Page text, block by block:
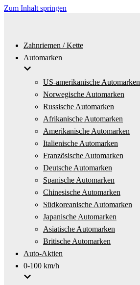
Zum Inhalt springen
Zahnriemen / Kette
Automarken
US-amerikanische Automarken
Norwegische Automarken
Russische Automarken
Afrikanische Automarken
Amerikanische Automarken
Italienische Automarken
Französische Automarken
Deutsche Automarken
Spanische Automarken
Chinesische Automarken
Südkoreanische Automarken
Japanische Automarken
Asiatische Automarken
Britische Automarken
Auto-Aktien
0-100 km/h